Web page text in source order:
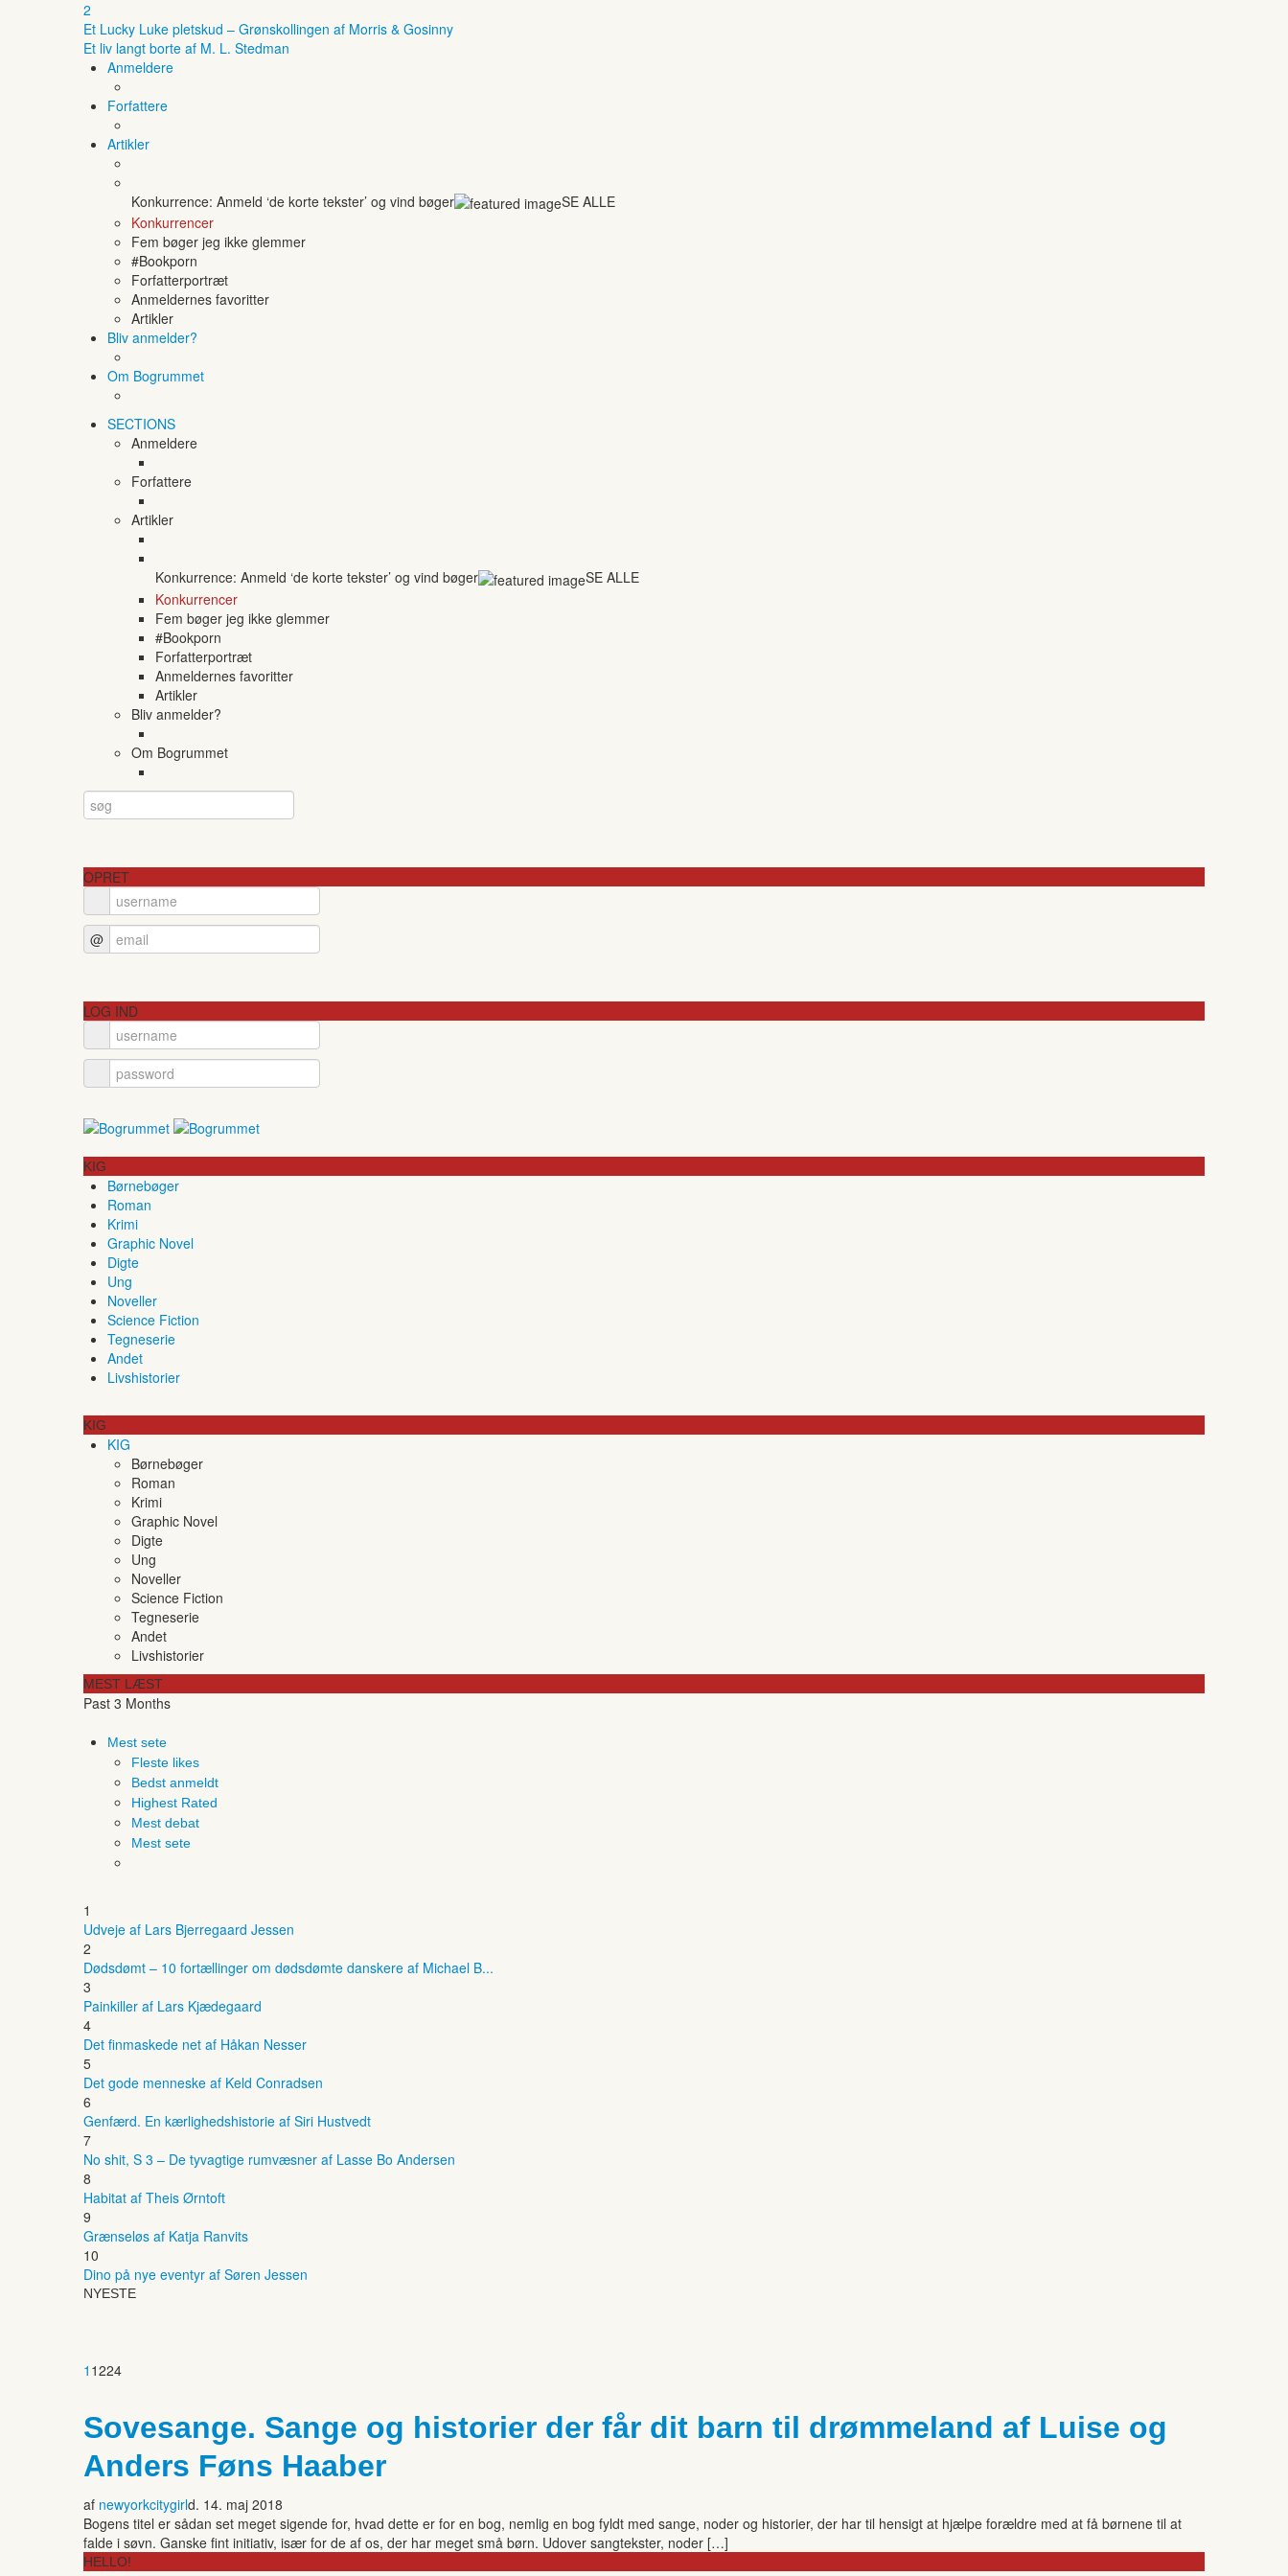
2
Et Lucky Luke pletskud – Grønskollingen af Morris & Gosinny
Et liv langt borte af M. L. Stedman
Anmeldere
Forfattere
Artikler
Konkurrence: Anmeld ‘de korte tekster’ og vind bøger
SE ALLE
Konkurrencer
Fem bøger jeg ikke glemmer
#Bookporn
Forfatterportræt
Anmeldernes favoritter
Artikler
Bliv anmelder?
Om Bogrummet
SECTIONS
Anmeldere
Forfattere
Artikler
Konkurrence: Anmeld ‘de korte tekster’ og vind bøger
SE ALLE
Konkurrencer
Fem bøger jeg ikke glemmer
#Bookporn
Forfatterportræt
Anmeldernes favoritter
Artikler
Bliv anmelder?
Om Bogrummet
OPRET
@
LOG IND
KIG
Børnebøger
Roman
Krimi
Graphic Novel
Digte
Ung
Noveller
Science Fiction
Tegneserie
Andet
Livshistorier
KIG
KIG
Børnebøger
Roman
Krimi
Graphic Novel
Digte
Ung
Noveller
Science Fiction
Tegneserie
Andet
Livshistorier
MEST LÆST
Past 3 Months
Mest sete
Fleste likes
Bedst anmeldt
Highest Rated
Mest debat
Mest sete
1
Udveje af Lars Bjerregaard Jessen
2
Dødsdømt – 10 fortællinger om dødsdømte danskere af Michael B...
3
Painkiller af Lars Kjædegaard
4
Det finmaskede net af Håkan Nesser
5
Det gode menneske af Keld Conradsen
6
Genfærd. En kærlighedshistorie af Siri Hustvedt
7
No shit, S 3 – De tyvagtige rumvæsner af Lasse Bo Andersen
8
Habitat af Theis Ørntoft
9
Grænseløs af Katja Ranvits
10
Dino på nye eventyr af Søren Jessen
NYESTE
1 1224
Sovesange. Sange og historier der får dit barn til drømmeland af Luise og
Anders Føns Haaber
af newyorkcitygirld. 14. maj 2018
Bogens titel er sådan set meget sigende for, hvad dette er for en bog, nemlig en bog fyldt med sange, noder og historier, der har til hensigt at hjælpe forældre med at få børnene til at
falde i søvn. Ganske fint initiativ, især for de af os, der har meget små børn. Udover sangtekster, noder […]
HELLO!